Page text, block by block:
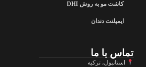
کاشت مو به روش DHI
ایمپلنت دندان
تماس با ما
استانبول، ترکیه